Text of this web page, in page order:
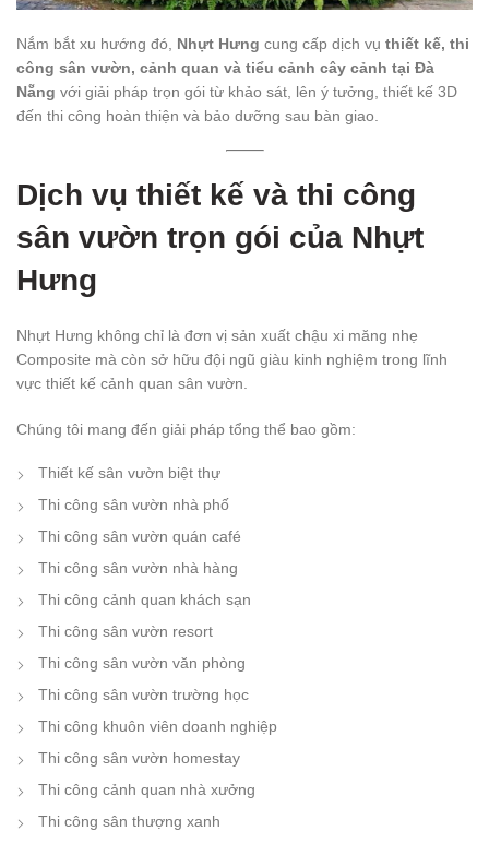
Nắm bắt xu hướng đó, Nhựt Hưng cung cấp dịch vụ thiết kế, thi
công sân vườn, cảnh quan và tiểu cảnh cây cảnh tại Đà
Nẵng với giải pháp trọn gói từ khảo sát, lên ý tưởng, thiết kế 3D
đến thi công hoàn thiện và bảo dưỡng sau bàn giao.
Dịch vụ thiết kế và thi công
sân vườn trọn gói của Nhựt
Hưng
Nhựt Hưng không chỉ là đơn vị sản xuất chậu xi măng nhẹ
Composite mà còn sở hữu đội ngũ giàu kinh nghiệm trong lĩnh
vực thiết kế cảnh quan sân vườn.
Chúng tôi mang đến giải pháp tổng thể bao gồm:
Thiết kế sân vườn biệt thự
Thi công sân vườn nhà phố
Thi công sân vườn quán café
Thi công sân vườn nhà hàng
Thi công cảnh quan khách sạn
Thi công sân vườn resort
Thi công sân vườn văn phòng
Thi công sân vườn trường học
Thi công khuôn viên doanh nghiệp
Thi công sân vườn homestay
Thi công cảnh quan nhà xưởng
Thi công sân thượng xanh